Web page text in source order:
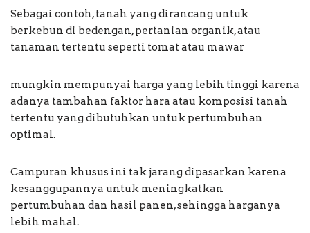
Sebagai contoh, tanah yang dirancang untuk
berkebun di bedengan, pertanian organik, atau
tanaman tertentu seperti tomat atau mawar
mungkin mempunyai harga yang lebih tinggi karena
adanya tambahan faktor hara atau komposisi tanah
tertentu yang dibutuhkan untuk pertumbuhan
optimal.
Campuran khusus ini tak jarang dipasarkan karena
kesanggupannya untuk meningkatkan
pertumbuhan dan hasil panen, sehingga harganya
lebih mahal.